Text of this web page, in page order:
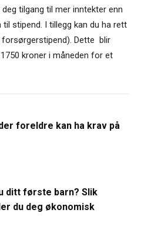
tilgang til mer inntekter enn
stipend. I tillegg kan du ha rett
forsørgerstipend). Dette blir
kroner i måneden for et
foreldre kan ha krav på
ditt første barn? Slik
du deg økonomisk